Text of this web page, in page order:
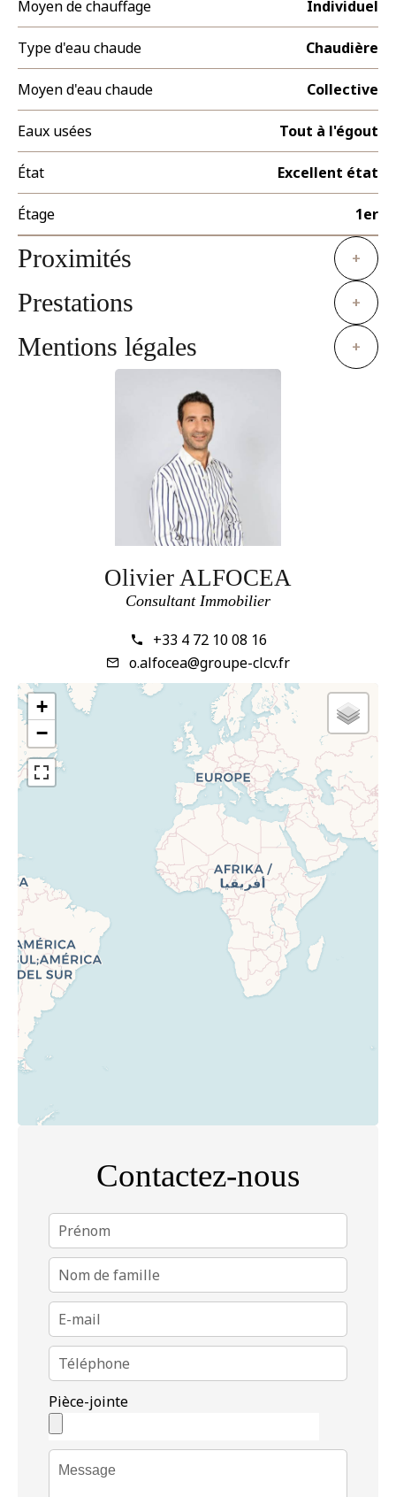
Moyen de chauffage Individuel
Type d'eau chaude Chaudière
Moyen d'eau chaude Collective
Eaux usées Tout à l'égout
État Excellent état
Étage 1er
Proximités +
Prestations +
Mentions légales +
Olivier ALFOCEA
Consultant Immobilier
+33 4 72 10 08 16
o.alfocea@groupe-clcv.fr
+
−
Contactez-nous
Pièce-jointe